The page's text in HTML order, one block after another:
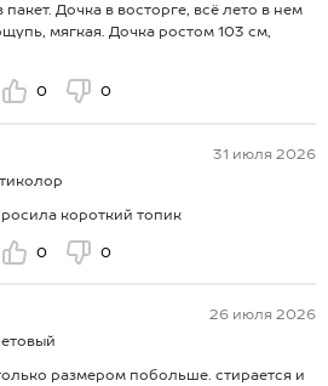
Дочка в восторге, всё лето в нем
мягкая. Дочка ростом 103 см,
0 0
31 июля 2026
короткий топик
0 0
26 июля 2026
размером побольше. стирается и